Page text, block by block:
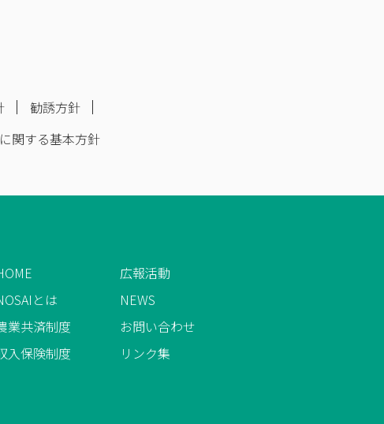
勧誘方針
関する基本方針
とは
業共済制度
入保険制度
広報活動
NEWS
お問い合わせ
リンク集